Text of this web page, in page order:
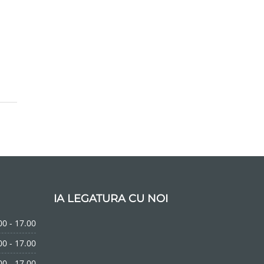
- 17.00
- 17.00
IA LEGATURA CU NOI